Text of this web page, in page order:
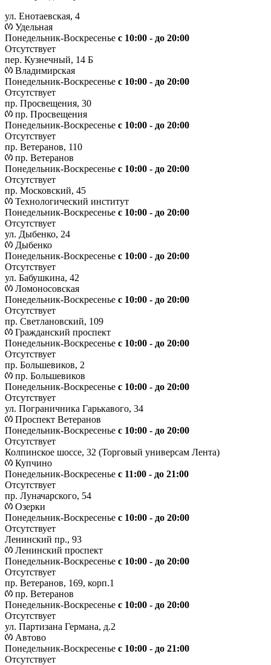
ул. Енотаевская, 4
Удельная
Понедельник-Воскресенье с 10:00 - до 20:00
Отсутствует
пер. Кузнечный, 14 Б
Владимирская
Понедельник-Воскресенье с 10:00 - до 20:00
Отсутствует
пр. Просвещения, 30
пр. Просвещения
Понедельник-Воскресенье c 10:00 - до 20:00
Отсутствует
пр. Ветеранов, 110
пр. Ветеранов
Понедельник-Воскресенье с 10:00 - до 20:00
Отсутствует
пр. Московский, 45
Технологический институт
Понедельник-Воскресенье с 10:00 - до 20:00
Отсутствует
ул. Дыбенко, 24
Дыбенко
Понедельник-Воскресенье с 10:00 - до 20:00
Отсутствует
ул. Бабушкина, 42
Ломоносовская
Понедельник-Воскресенье с 10:00 - до 20:00
Отсутствует
пр. Светлановский, 109
Гражданский проспект
Понедельник-Воскресенье с 10:00 - до 20:00
Отсутствует
пр. Большевиков, 2
пр. Большевиков
Понедельник-Воскресенье с 10:00 - до 20:00
Отсутствует
ул. Пограничника Гарькавого, 34
Проспект Ветеранов
Понедельник-Воскресенье с 10:00 - до 20:00
Отсутствует
Колпинское шоссе, 32 (Торговый универсам Лента)
Купчино
Понедельник-Воскресенье с 11:00 - до 21:00
Отсутствует
пр. Луначарского, 54
Озерки
Понедельник-Воскресенье с 10:00 - до 20:00
Отсутствует
Ленинский пр., 93
Ленинский проспект
Понедельник-Воскресенье с 10:00 - до 20:00
Отсутствует
пр. Ветеранов, 169, корп.1
пр. Ветеранов
Понедельник-Воскресенье с 10:00 - до 20:00
Отсутствует
ул. Партизана Германа, д.2
Автово
Понедельник-Воскресенье с 10:00 - до 21:00
Отсутствует